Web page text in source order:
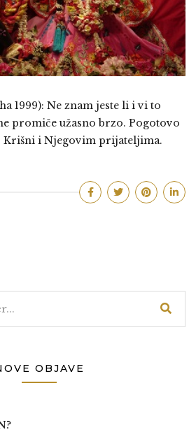
1999): Ne znam jeste li i vi to
promiče užasno brzo. Pogotovo
Krišni i Njegovim prijateljima.
OBJAVE